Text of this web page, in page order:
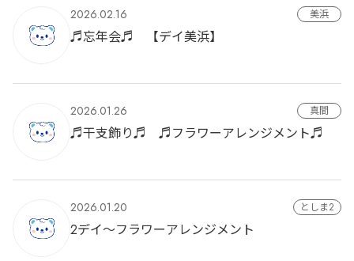
2026.02.16 美浜
♬忘年会♬ 【デイ美浜】
2026.01.26 真間
♬干支飾り♬ ♬フラワーアレンジメント♬
2026.01.20 としま2
2デイ～フラワーアレンジメント